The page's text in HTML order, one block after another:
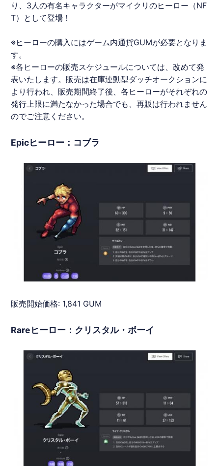
り、3人の有名キャラクターがマイクリのヒーロー（NF
T）として登場！
※ヒーローの購入にはゲーム内通貨GUMが必要となりま
す。
※各ヒーローの販売スケジュールについては、改めて発
表いたします。販売は在庫連動型ダッチオークションに
より行われ、販売期間終了後、各ヒーローがそれぞれの
発行上限に満たなかった場合でも、再販は行われません
のでご注意ください。
Epicヒーロー：コブラ
販売開始価格: 1,841 GUM
Rareヒーロー：クリスタル・ボーイ